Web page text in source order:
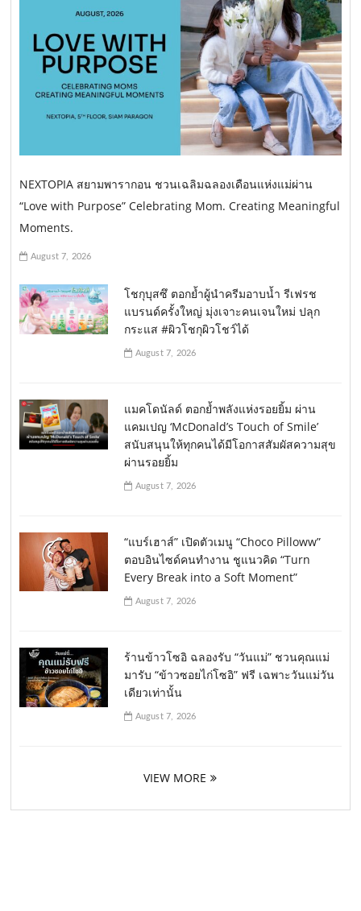
NEXTOPIA สยามพารากอน ชวนเฉลิมฉลองเดือนแห่งแม่ผ่าน
“Love with Purpose” Celebrating Mom. Creating Meaningful
Moments.
August 7, 2026
โชกุบุสซึ ตอกย้ำผู้นำครีมอาบน้ำ รีเฟรช
แบรนด์ครั้งใหญ่ มุ่งเจาะคนเจนใหม่ ปลุก
กระแส #ผิวโชกุผิวโชว์ได้
August 7, 2026
แมคโดนัลด์ ตอกย้ำพลังแห่งรอยยิ้ม ผ่าน
แคมเปญ ‘McDonald’s Touch of Smile’
สนับสนุนให้ทุกคนได้มีโอกาสสัมผัสความสุข
ผ่านรอยยิ้ม
August 7, 2026
“แบร์เฮาส์” เปิดตัวเมนู “Choco Pilloww”
ตอบอินไซด์คนทำงาน ชูแนวคิด “Turn
Every Break into a Soft Moment”
August 7, 2026
ร้านข้าวโซอิ ฉลองรับ “วันแม่” ชวนคุณแม่
มารับ “ข้าวซอยไก่โซอิ” ฟรี เฉพาะวันแม่วัน
เดียวเท่านั้น
August 7, 2026
VIEW MORE